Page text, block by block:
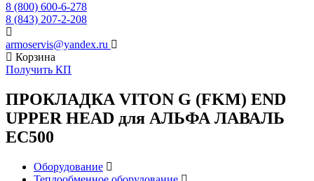
8 (800) 600-6-278
8 (843) 207-2-208
armoservis@yandex.ru
Корзина
Получить КП
ПРОКЛАДКА VITON G (FKM) END
UPPER HEAD для АЛЬФА ЛАВАЛЬ
EC500
Оборудование